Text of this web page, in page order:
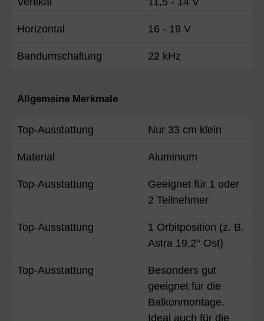
Horizontal 16 - 19 V
Bandumschaltung 22 kHz
Allgemeine Merkmale
Top-Ausstattung Nur 33 cm klein
Material Aluminium
Top-Ausstattung
Geeignet für 1 oder
2 Teilnehmer
Top-Ausstattung
1 Orbitposition (z. B.
Astra 19,2° Ost)
Top-Ausstattung
Besonders gut
geeignet für die
Balkonmontage.
Ideal auch für die